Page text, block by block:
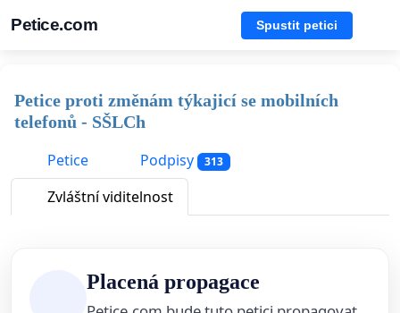
Petice.com Spustit petici
Petice proti změnám týkajicí se mobilních
telefonů - SŠLCh
Petice
Podpisy 313
Zvláštní viditelnost
Placená propagace